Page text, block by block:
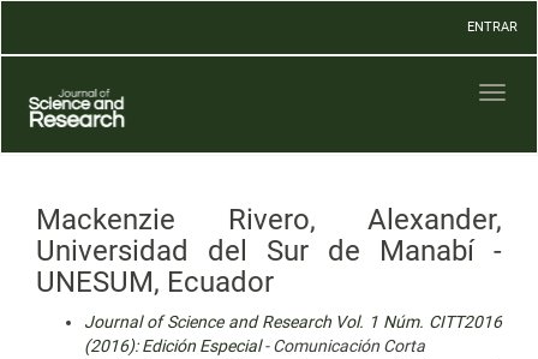
Contenido
Barra
lateral
ENTRAR
Mackenzie Rivero, Alexander,
Universidad del Sur de Manabí -
UNESUM, Ecuador
Journal of Science and Research Vol. 1 Núm. CITT2016
(2016): Edición Especial- Comunicación Corta